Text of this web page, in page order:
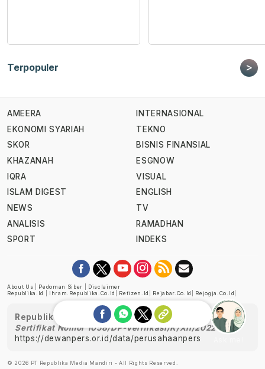
Terpopuler >
AMEERA
EKONOMI SYARIAH
SKOR
KHAZANAH
IQRA
ISLAM DIGEST
NEWS
ANALISIS
SPORT
INTERNASIONAL
TEKNO
BISNIS FINANSIAL
ESGNOW
VISUAL
ENGLISH
TV
RAMADHAN
INDEKS
About Us Pedoman Siber
Disclaimer
Republika.id
Ihram.republika.co.id Retizen.id Rejabar.co.id Rejogja.co.id
Republika telah diverifikasi oleh Dewan Pers
Sertifikat Nomor 1058/DP-Verifikasi/K/XII/2022
https://dewanpers.or.id/data/perusahaanpers
© 2026 PT Republika Media Mandiri - All Rights Reserved.